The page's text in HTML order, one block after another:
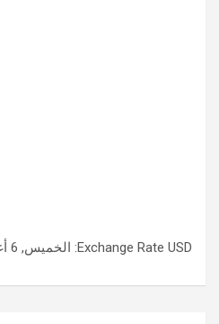
Exchange Rate USD : الخميس, 6 أغسطس.